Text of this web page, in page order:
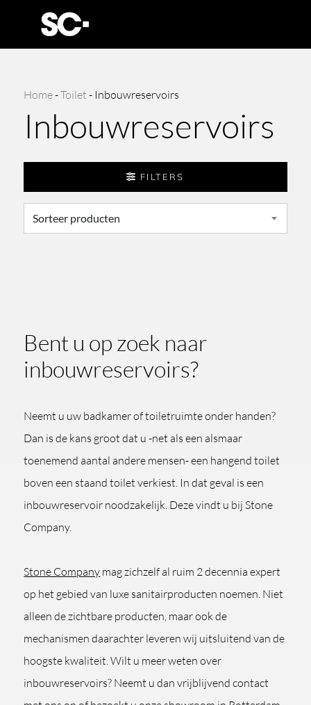
Home-Toilet - Inbouwreservoirs
Inbouwreservoirs
FILTERS
Bent u op zoek naar
inbouwreservoirs?
Neemt u uw badkamer of toiletruimte onder handen?
Dan is de kans groot dat u -net als een alsmaar
toenemend aantal andere mensen- een hangend toilet
boven een staand toilet verkiest. In dat geval is een
inbouwreservoir noodzakelijk. Deze vindt u bij Stone
Company.
Stone Company mag zichzelf al ruim 2 decennia expert
op het gebied van luxe sanitairproducten noemen. Niet
alleen de zichtbare producten, maar ook de
mechanismen daarachter leveren wij uitsluitend van de
hoogste kwaliteit. Wilt u meer weten over
inbouwreservoirs? Neemt u dan vrijblijvend contact